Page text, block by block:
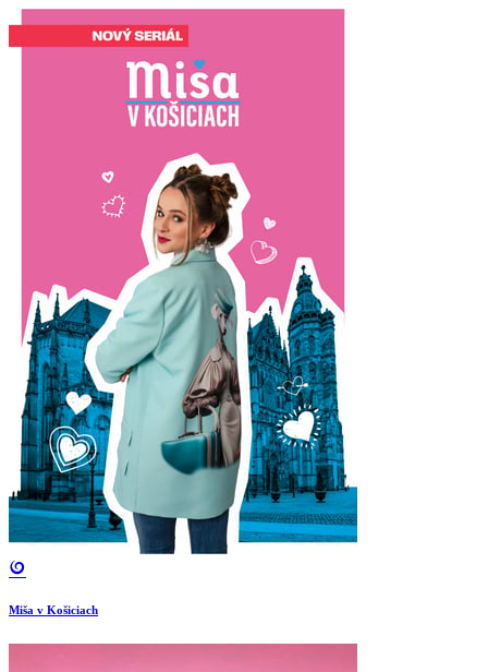
Miša v Košiciach